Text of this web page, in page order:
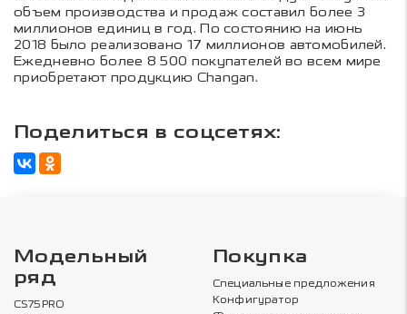
объем производства и продаж составил более 3
миллионов единиц в год. По состоянию на июнь
2018 было реализовано 17 миллионов автомобилей.
Ежедневно более 8 500 покупателей во всем мире
приобретают продукцию Changan.
Поделиться в соцсетях:
Модельный
ряд
CS75PRO
Покупка
Специальные предложения
Конфигуратор